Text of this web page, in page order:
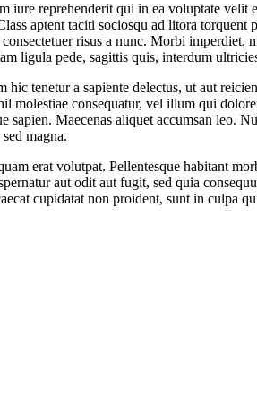
iure reprehenderit qui in ea voluptate
aptent taciti sociosqu ad litora
risus a nunc. Morbi imperdiet,
ligula pede, sagittis quis, interdum
hic tenetur a sapiente delectus, ut aut
molestiae consequatur, vel illum qui
sapien. Maecenas aliquet accumsan leo.
magna.
erat volutpat. Pellentesque habitant
aut odit aut fugit, sed quia
cupidatat non proident, sunt in culpa